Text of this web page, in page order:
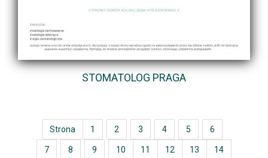
STOMATOLOG PRAGA
Strona 1 2 3 4 5 6
7 8 9 10 11 12 13 14